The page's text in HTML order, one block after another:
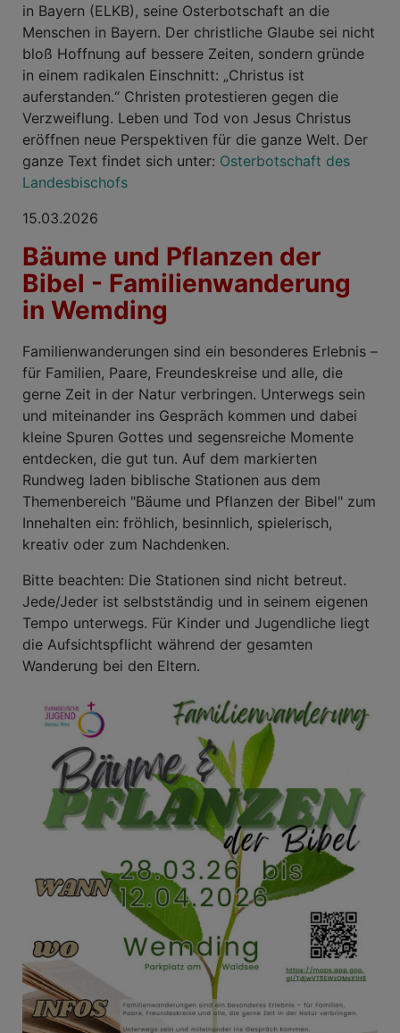
in Bayern (ELKB), seine Osterbotschaft an die
Menschen in Bayern. Der christliche Glaube sei nicht
bloß Hoffnung auf bessere Zeiten, sondern gründe
in einem radikalen Einschnitt: „Christus ist
auferstanden.“ Christen protestieren gegen die
Verzweiflung. Leben und Tod von Jesus Christus
eröffnen neue Perspektiven für die ganze Welt. Der
ganze Text findet sich unter: Osterbotschaft des
Landesbischofs
15.03.2026
Bäume und Pflanzen der
Bibel - Familienwanderung
in Wemding
Familienwanderungen sind ein besonderes Erlebnis –
für Familien, Paare, Freundeskreise und alle, die
gerne Zeit in der Natur verbringen. Unterwegs sein
und miteinander ins Gespräch kommen und dabei
kleine Spuren Gottes und segensreiche Momente
entdecken, die gut tun. Auf dem markierten
Rundweg laden biblische Stationen aus dem
Themenbereich "Bäume und Pflanzen der Bibel" zum
Innehalten ein: fröhlich, besinnlich, spielerisch,
kreativ oder zum Nachdenken.
Bitte beachten: Die Stationen sind nicht betreut.
Jede/Jeder ist selbstständig und in seinem eigenen
Tempo unterwegs. Für Kinder und Jugendliche liegt
die Aufsichtspflicht während der gesamten
Wanderung bei den Eltern.